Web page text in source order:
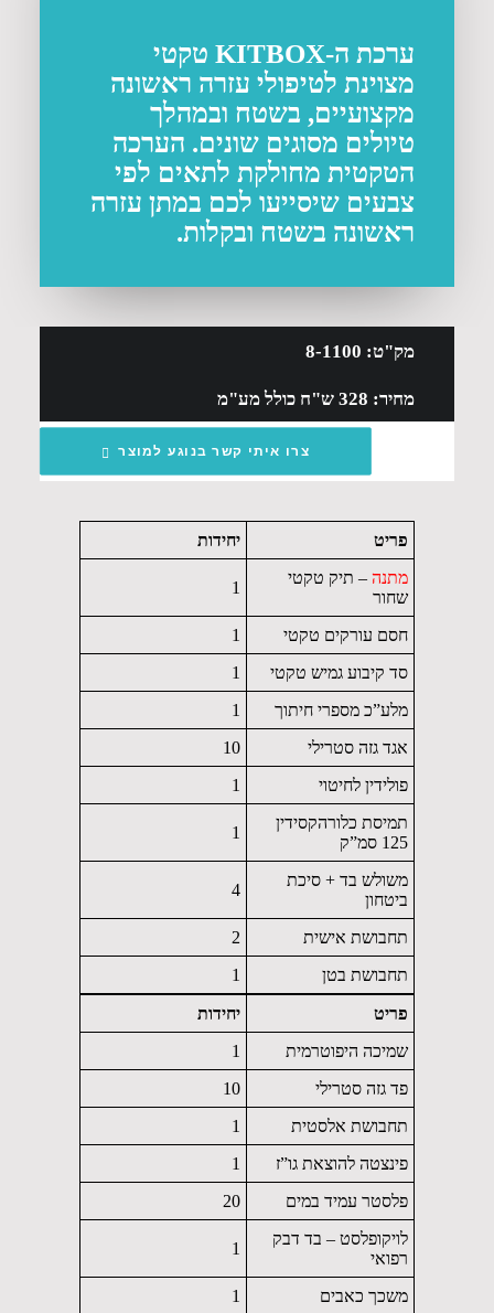
ערכת ה-KITBOX טקטי
מצוינת לטיפולי עזרה ראשונה
מקצועיים, בשטח ובמהלך
טיולים מסוגים שונים. הערכה
הטקטית מחולקת לתאים לפי
צבעים שיסייעו לכם במתן עזרה
ראשונה בשטח ובקלות.
מק"ט: 8-1100
מחיר: 328 ש"ח כולל מע"מ
צרו איתי קשר בנוגע למוצר
פריט
יחידות
מתנה – תיק טקטי
שחור
1
חסם עורקים טקטי
1
סד קיבוע גמיש טקטי
1
מלע”כ מספרי חיתוך
1
אגד גזה סטרילי
10
פולידין לחיטוי
1
תמיסת כלורהקסידין
125 סמ”ק
1
משולש בד + סיכת
ביטחון
4
תחבושת אישית
2
תחבושת בטן
1
פריט
יחידות
שמיכה היפוטרמית
1
פד גזה סטרילי
10
תחבושת אלסטית
1
פינצטה להוצאת גו”ז
1
פלסטר עמיד במים
20
לויקופלסט – בד דבק
רפואי
1
משכך כאבים
1